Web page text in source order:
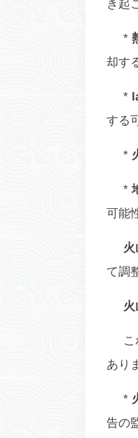
き起
*
却す
*
する
*
*
可能
て調
火
あり
*
告の